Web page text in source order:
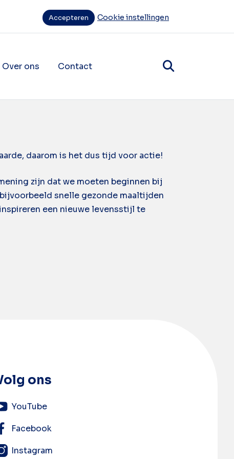
Accepteren Cookie instellingen
Over ons Contact
daarom is het dus tijd voor actie!
zijn dat we moeten beginnen bij
snelle gezonde maaltijden
een nieuwe levensstijl te
ons
YouTube
Facebook
Instagram